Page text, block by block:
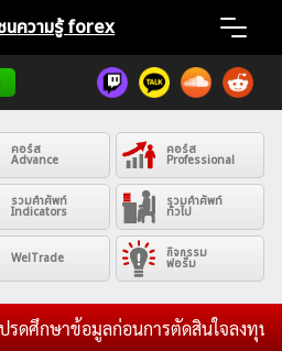
นความรู้ forex
คอร์ส
Advance
คอร์ส
Professional
รวมคำศัพท์
Indicators
รวมคำศัพท์
ทั่วไป
WelTrade กิจกรรม
ฟอรั่ม
ศึกษาข้อมูลก่อนการตัดสินใจลงทุน แล